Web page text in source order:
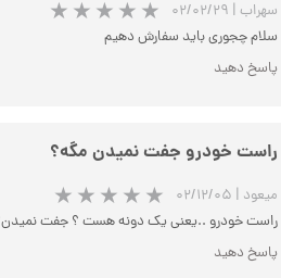
سهراب | ۰۲/۰۲/۲۹
سلام چجوری باید سفارش دهیم
پاسخ دهید
راست خودرو جفت نمیدن مگه؟
میعود | ۰۲/۱۲/۰۵
راست خودرو ..یعنی یک دونه هست ؟ جفت
پاسخ دهید